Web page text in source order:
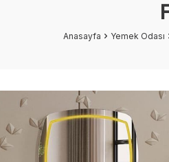
Anasayfa Yemek Odası